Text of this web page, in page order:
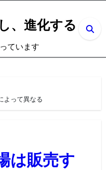
、進化する
ています
よって異なる
は販売す